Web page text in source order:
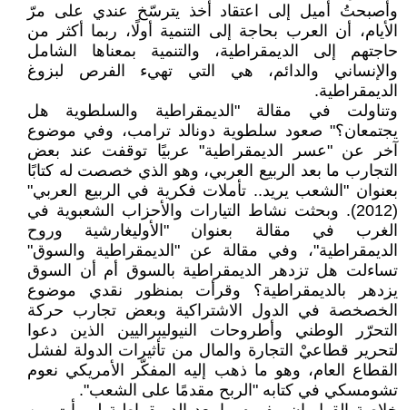
وأصبحتُ أميل إلى اعتقاد أخذ يترسّخ عندي على مرّ
الأيام، أن العرب بحاجة إلى التنمية أولًا، ربما أكثر من
حاجتهم إلى الديمقراطية، والتنمية بمعناها الشامل
والإنساني والدائم، هي التي تهيء الفرص لبزوغ
الديمقراطية.
وتناولت في مقالة "الديمقراطية والسلطوية هل
يجتمعان؟" صعود سلطوية دونالد ترامب، وفي موضوع
آخر عن "عسر الديمقراطية" عربيًا توقفت عند بعض
التجارب ما بعد الربيع العربي، وهو الذي خصصت له كتابًا
بعنوان "الشعب يريد.. تأملات فكرية في الربيع العربي"
(2012). وبحثت نشاط التيارات والأحزاب الشعبوية في
الغرب في مقالة بعنوان "الأوليغارشية وروح
الديمقراطية"، وفي مقالة عن "الديمقراطية والسوق"
تساءلت هل تزدهر الديمقراطية بالسوق أم أن السوق
يزدهر بالديمقراطية؟ وقرأت بمنظور نقدي موضوع
الخصخصة في الدول الاشتراكية وبعض تجارب حركة
التحرّر الوطني وأطروحات النيوليبراليين الذين دعوا
لتحرير قطاعيْ التجارة والمال من تأثيرات الدولة لفشل
القطاع العام، وهو ما ذهب إليه المفكّر الأمريكي نعوم
تشومسكي في كتابه "الربح مقدمًا على الشعب".